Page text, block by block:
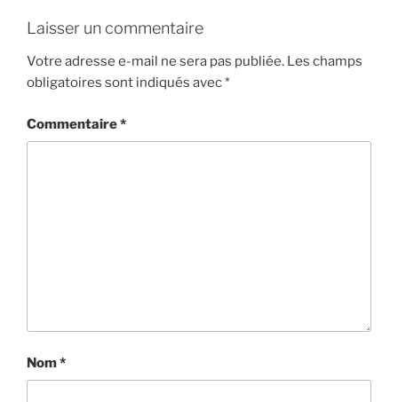
Laisser un commentaire
Votre adresse e-mail ne sera pas publiée. Les champs
obligatoires sont indiqués avec*
Commentaire*
Nom*